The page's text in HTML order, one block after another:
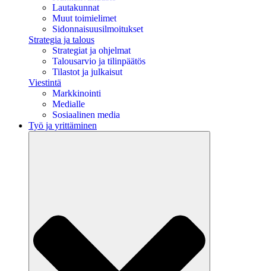
Lautakunnat
Muut toimielimet
Sidonnaisuusilmoitukset
Strategia ja talous
Strategiat ja ohjelmat
Talousarvio ja tilinpäätös
Tilastot ja julkaisut
Viestintä
Markkinointi
Medialle
Sosiaalinen media
Työ ja yrittäminen